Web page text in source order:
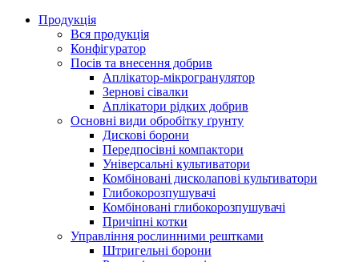
Продукція
Вся продукція
Конфігуратор
Посів та внесення добрив
Аплікатор-мікрогранулятор
Зернові сівалки
Аплікатори рідких добрив
Oсновні види обробітку ґрунту
Дискові борони
Передпосівні компактори
Універсальні культиватори
Комбіновані дисколапові культиватори
Глибокорозпушувачі
Комбіновані глибокорозпушувачі
Причіпні котки
Управління рослинними рештками
Штригельні борони